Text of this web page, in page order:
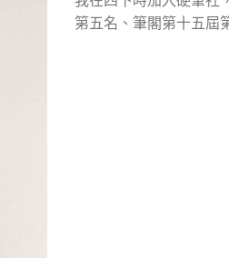
第五名、筆閣第十五屆